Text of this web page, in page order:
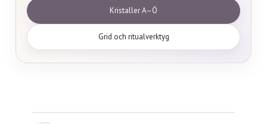
Kristaller A–Ö
Grid och ritualverktyg